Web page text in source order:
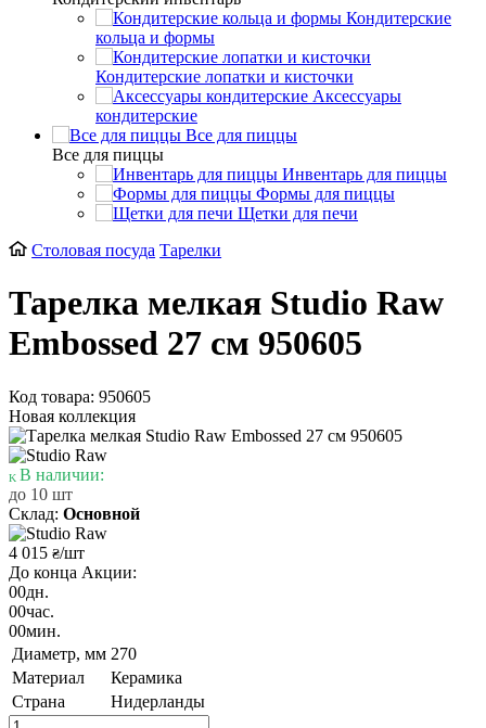
Кондитерские
кольца и формы
Кондитерские лопатки и кисточки
Аксессуары
кондитерские
Все для пиццы
Все для пиццы
Инвентарь для пиццы
Формы для пиццы
Щетки для печи
Столовая посуда Тарелки
Тарелка мелкая Studio Raw
Embossed 27 см 950605
Код товара: 950605
Новая коллекция
В наличии:
до 10 шт
Склад: Основной
4 015 ₴/шт
До конца Акции:
00дн.
00час.
00мин.
Диаметр, мм 270
Материал
Керамика
Страна
Нидерланды